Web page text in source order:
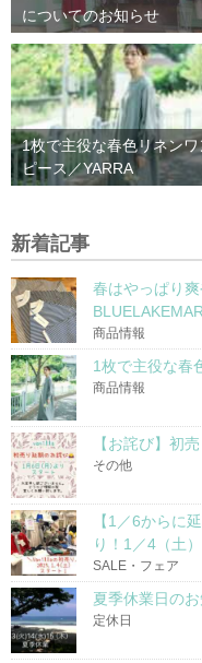
についてのお知らせ
1枚で主役な春色リネンワ
ピース／YARRA
新着記事
春はやっぱり
商品情報
1枚で主役な春
商品情報
【お詫び】初
その他
【1／6からに
り！1／4（土
SALE・フェア
夏季休業日の
定休日